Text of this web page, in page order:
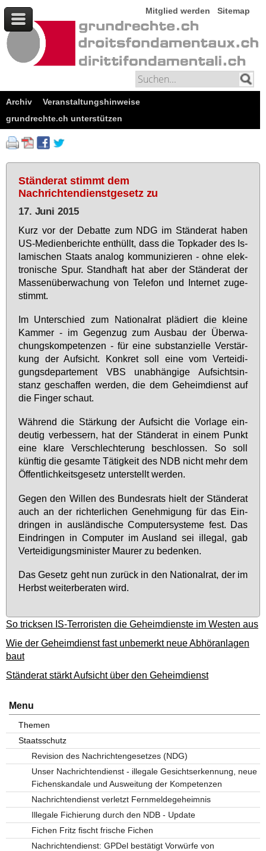
Mitglied werden Sitemap
Archiv
Veranstaltungshinweise
grundrechte.ch unterstützen
Ständerat stimmt dem
Nachrichtendienstgesetz zu
17. Juni 2015
Kurz vor der De­bat­te zum NDG im Stän­de­rat ha­ben
US-Me­di­en­be­rich­te ent­hüllt, dass die Top­ka­der des Is­
la­mi­schen Staats ana­log kom­mu­ni­zie­ren - oh­ne elek­
tro­ni­sche Spur. Stand­haft hat aber der Stän­de­rat der
Mas­sen­über­wa­chung von Te­le­fon und In­ter­net zu­ge­
stimmt.
Im Un­ter­schied zum Na­tio­nal­rat plä­diert die klei­ne
Kam­mer - im Ge­gen­zug zum Aus­bau der Über­wa­
chungs­kom­pe­ten­zen - für ei­ne sub­stan­zi­el­le Ver­stär­
kung der Auf­sicht. Kon­kret soll ei­ne vom Ver­tei­di­
gungs­de­par­te­ment VBS un­ab­hän­gi­ge Auf­sichts­in­
stanz ge­schaf­fen wer­den, die dem Ge­heim­dienst auf
die Fin­ger schaut.
Wäh­rend die Stär­kung der Auf­sicht die Vor­la­ge ein­
deu­tig ver­bes­sern, hat der Stän­de­rat in ei­nem Punkt
ei­ne kla­re Ver­schlech­te­rung be­schlos­sen. So soll
künf­tig die ge­sam­te Tä­tig­keit des NDB nicht mehr dem
Öf­fent­lich­keits­ge­setz un­ter­stellt wer­den.
Ge­gen den Wil­len des Bun­des­rats hielt der Stän­de­rat
auch an der rich­ter­li­chen Ge­neh­mi­gung für das Ein­
drin­gen in aus­län­di­sche Com­pu­ter­sys­te­me fest. Das
Ein­drin­gen in Com­pu­ter im Aus­land sei il­le­gal, gab
Ver­tei­di­gungs­mi­nis­ter Mau­rer zu be­den­ken.
Das Ge­setz geht nun zu­rück in den Na­tio­nal­rat, der im
Herbst wei­ter­be­ra­ten wird.
So tricksen IS-Terroristen die Geheimdienste im Westen aus
Wie der Geheimdienst fast unbemerkt neue Abhöranlagen
baut
Ständerat stärkt Aufsicht über den Geheimdienst
Menu
Themen
Staatsschutz
Revision des Nachrichtengesetzes (NDG)
Unser Nachrichtendienst - illegale Gesichtserkennung, neue
Fichenskandale und Ausweitung der Kompetenzen
Nachrichtendienst verletzt Fernmeldegeheimnis
Illegale Fichierung durch den NDB - Update
Fichen Fritz fischt frische Fichen
Nachrichtendienst: GPDel bestätigt Vorwürfe von